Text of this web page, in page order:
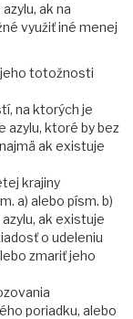
ak na
využiť iné menej
totožnosti
na ktorých je
azylu, ktoré by bez
ak existuje
krajiny
a) alebo písm. b)
ak existuje
o udeleniu
zmariť jeho
poriadku, alebo